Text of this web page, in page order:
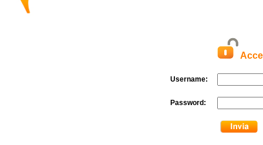
Username:
Password: